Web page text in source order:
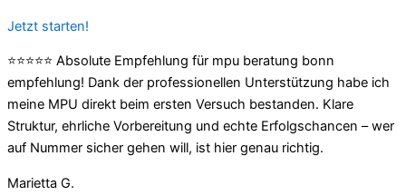
Jetzt starten!
⭐⭐⭐⭐⭐ Absolute Empfehlung für mpu beratung bonn
empfehlung! Dank der professionellen Unterstützung habe ich
meine MPU direkt beim ersten Versuch bestanden. Klare
Struktur, ehrliche Vorbereitung und echte Erfolgschancen – wer
auf Nummer sicher gehen will, ist hier genau richtig.
Marietta G.